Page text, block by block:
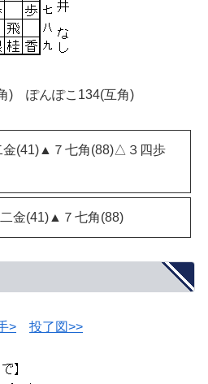
) ぽんぽこ134(互角)
(41)▲７七角(88)△３四歩
金(41)▲７七角(88)
> 投了図>>